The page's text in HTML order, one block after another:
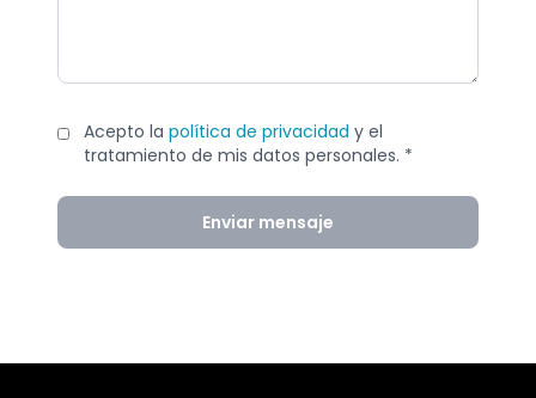
Acepto la política de privacidad y el
tratamiento de mis datos personales. *
Enviar mensaje